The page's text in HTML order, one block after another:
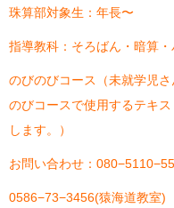
珠算部対象生：年長〜
指導教科：そろばん・暗算
のびのびコース（未就学児
のびコースで使用するテキ
します。）
お問い合わせ：
0586−73−3456(猿海道教室)